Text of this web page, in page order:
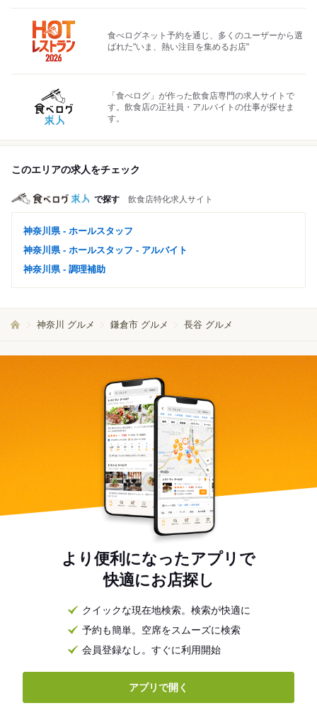
食べログネット予約を通じ、多くのユーザーから選
ばれた"いま、熱い注目を集めるお店"
「食べログ」が作った飲食店専門の求人サイトで
す。飲食店の正社員・アルバイトの仕事が探せま
す。
このエリアの求人をチェック
で探す 飲食店特化求人サイト
神奈川県 - ホールスタッフ
神奈川県 - ホールスタッフ - アルバイト
神奈川県 - 調理補助
神奈川 グルメ 鎌倉市 グルメ 長谷 グルメ
より便利になったアプリで
快適にお店探し
クイックな現在地検索。検索が快適に
予約も簡単。空席をスムーズに検索
会員登録なし。すぐに利用開始
アプリで開く